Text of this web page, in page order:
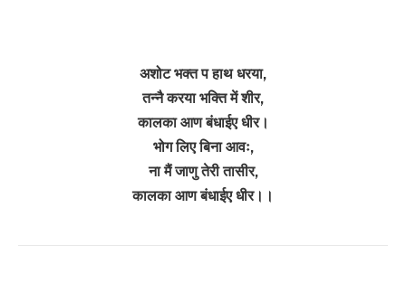
अशोट भक्त प हाथ धरया,
तन्नै करया भक्ति में शीर,
कालका आण बंधाईए धीर।
भोग लिए बिना आवः,
ना मैं जाणु तेरी तासीर,
कालका आण बंधाईए धीर।।